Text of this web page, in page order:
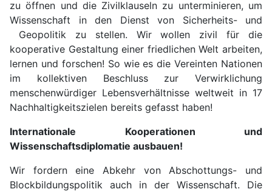
zu öffnen und die Zivilklauseln zu unterminieren, um
Wissenschaft in den Dienst von Sicherheits- und
Geopolitik zu stellen. Wir wollen zivil für die
kooperative Gestaltung einer friedlichen Welt arbeiten,
lernen und forschen! So wie es die Vereinten Nationen
im kollektiven Beschluss zur Verwirklichung
menschenwürdiger Lebensverhältnisse weltweit in 17
Nachhaltigkeitszielen bereits gefasst haben!
Internationale Kooperationen und
Wissenschaftsdiplomatie ausbauen!
Wir fordern eine Abkehr von Abschottungs- und
Blockbildungspolitik auch in der Wissenschaft. Die